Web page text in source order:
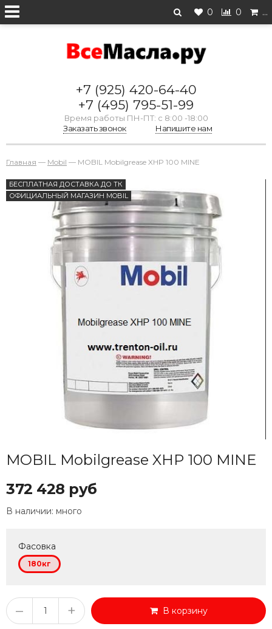
0 0 …
+7 (925) 420-64-40
+7 (495) 795-51-99
Время работы ПН-ПТ: с 8:00 -18:00
Заказать звонок
Напишите нам
Главная — Mobil — MOBIL Mobilgrease XHP 100 MINE
БЕСПЛАТНАЯ ДОСТАВКА ДО ТК
ОФИЦИАЛЬНЫЙ МАГАЗИН MOBIL
MOBIL Mobilgrease XHP 100 MINE
372 428 руб
В наличии: много
Фасовка
180кг
– + В корзину